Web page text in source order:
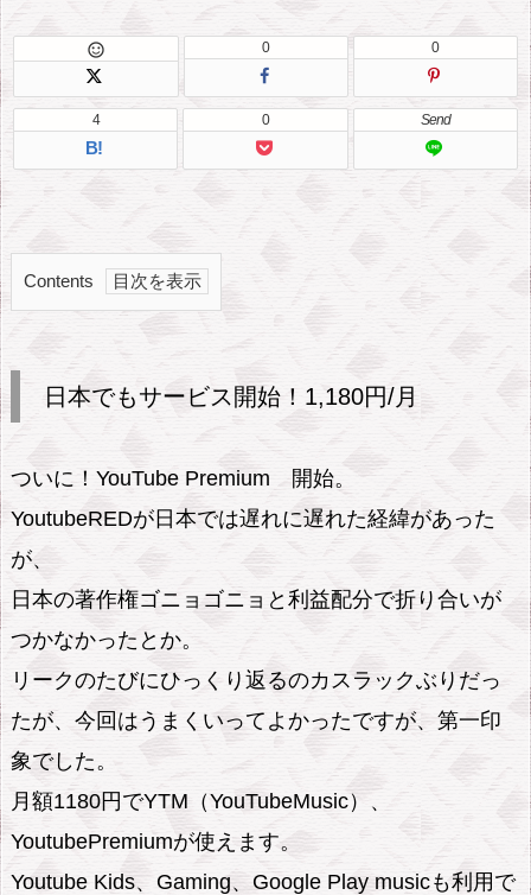
 0 0
B!
4 0 Send
Contents
1.
本
サ
ー
ス
開
1
8
0
円/
日本でもサービス開始！1,180円/月
ついに！YouTube Premium 開始。
YoutubeREDが日本では遅れに遅れた経緯があった
が、
日本の著作権ゴニョゴニョと利益配分で折り合いが
つかなかったとか。
リークのたびにひっくり返るのカスラックぶりだっ
たが、今回はうまくいってよかったですが、第一印
象でした。
月額1180円でYTM（YouTubeMusic）、
YoutubePremiumが使えます。
Youtube Kids、Gaming、Google Play musicも利用で